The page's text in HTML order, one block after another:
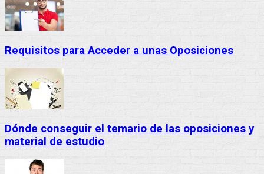
Requisitos para Acceder a unas Oposiciones
Dónde conseguir el temario de las oposiciones y
material de estudio